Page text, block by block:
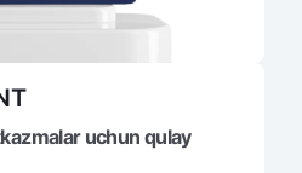
uchun qulay